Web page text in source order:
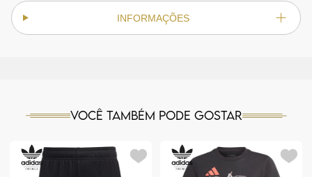
INFORMAÇÕES
Você também pode gostar